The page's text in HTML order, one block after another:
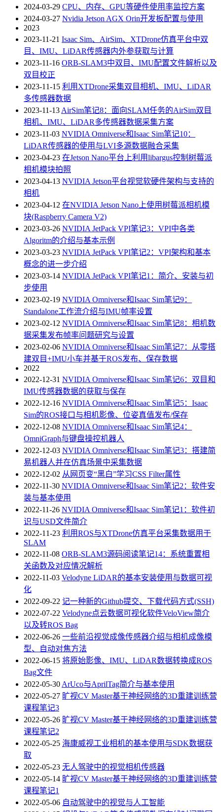
2024-03-29 CPU、内存、GPU等硬件使用率监控方案
2024-03-27 Nvidia Jetson AGX Orin开发板配置与使用
2023
2023-11-21 Isaac Sim、AirSim、XTDrone仿真平台中双
目、IMU、LiDAR传感器内外参获取与计算
2023-11-16 ORB-SLAM3中双目、IMU配置文件解析以及
双目校正
2023-11-15 利用XTDrone采集双目相机、IMU、LiDAR
多传感器数据
2023-11-13 AirSim笔记8：面向SLAM任务的AirSim双目
相机、IMU、LiDAR多传感器数据采集方案
2023-11-03 NVIDIA Omniverse和Isaac Sim笔记10：
LiDAR传感器的使用与LVI多源数据融合采集
2023-04-23 在Jetson Nano平台上利用libargus控制树莓派
相机模块拍照
2023-04-13 NVIDIA Jetson平台视觉软硬件架构与支持的
相机
2023-04-12 在NVIDIA Jetson Nano上使用树莓派相机模
块(Raspberry Camera V2)
2023-03-26 NVIDIA JetPack VPI笔记3：VPI中各类
Algoritm的介绍与基本示例
2023-03-23 NVIDIA JetPack VPI笔记2：VPI架构和基本
概念的进一步介绍
2023-03-14 NVIDIA JetPack VPI笔记1：简介、安装与初
步使用
2023-02-19 NVIDIA Omniverse和Isaac Sim笔记9：
Standalone工作流介绍与IMU帧率设置
2023-02-12 NVIDIA Omniverse和Isaac Sim笔记8：相机数
据采集发布帧率问题研究与设置
2023-02-06 NVIDIA Omniverse和Isaac Sim笔记7：从零搭
建双目+IMU小车并基于ROS发布、保存数据
2022
2022-12-31 NVIDIA Omniverse和Isaac Sim笔记6：双目和
IMU传感器数据的获取与保存
2022-12-16 NVIDIA Omniverse和Isaac Sim笔记5：Isaac
Sim的ROS接口与相机影像、位姿真值发布/保存
2022-12-08 NVIDIA Omniverse和Isaac Sim笔记4：
OmniGraph与键盘操控机器人
2022-12-03 NVIDIA Omniverse和Isaac Sim笔记3：搭建简
易机器人并在仿真场景中采集数据
2022-12-02 从网页变“黑白”学习CSS Filter属性
2022-11-30 NVIDIA Omniverse和Isaac Sim笔记2：软件安
装与基本使用
2022-11-26 NVIDIA Omniverse和Isaac Sim笔记1：软件初
识与USD文件简介
2022-11-23 利用ROS与XTDrone仿真平台采集数据用于
SLAM
2022-11-08 ORB-SLAM3源码阅读笔记14：系统重置相
关函数及对应情况解析
2022-11-03 Velodyne LiDAR的基本安装使用与数据可视
化
2022-09-22 记一种新的Github提交、下载代码方式(SSH)
2022-07-22 Velodyne点云数据可视化软件VeloView简介
以及转ROS Bag
2022-06-26 一些前沿视觉成像传感器介绍与相机成像模
型、自动对焦方法
2022-06-15 将原始影像、IMU、LiDAR数据转换成ROS
Bag文件
2022-05-30 ArUco与AprilTag简介与基本使用
2022-05-27 旷视CV Master基于神经网络的3D重建训练营
课程笔记3
2022-05-26 旷视CV Master基于神经网络的3D重建训练营
课程笔记2
2022-05-25 海康威视工业相机的基本使用与SDK数据获
取
2022-05-23 无人驾驶中的视觉相机传感器
2022-05-14 旷视CV Master基于神经网络的3D重建训练营
课程笔记1
2022-05-06 自动驾驶中的视觉与人工智能